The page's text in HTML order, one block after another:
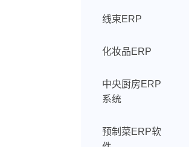
线束ERP
化妆品ERP
中央厨房ERP
系统
预制菜ERP软